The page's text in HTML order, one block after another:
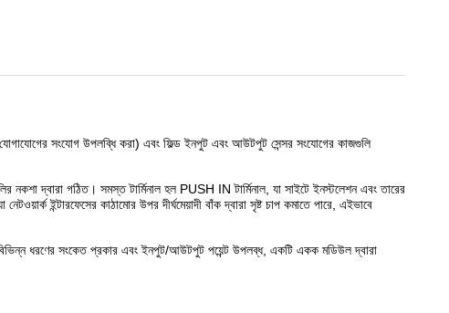
সংযোগ উপলব্ধি করা) এবং ফিল্ড ইনপুট এবং আউটপুট সেন্সর সংযোগের কাজগুলি
নকশা দ্বারা গঠিত। সমস্ত টার্মিনাল হল PUSH IN টার্মিনাল, যা সাইটে ইনস্টলেশন এবং তারের
ইন্টারফেসের কাঠামোর উপর দীর্ঘমেয়াদী বাঁক দ্বারা সৃষ্ট চাপ কমাতে পারে, এইভাবে
সংকেত প্রকার এবং ইনপুট/আউটপুট পয়েন্ট উপলব্ধ, একটি একক মডিউল দ্বারা